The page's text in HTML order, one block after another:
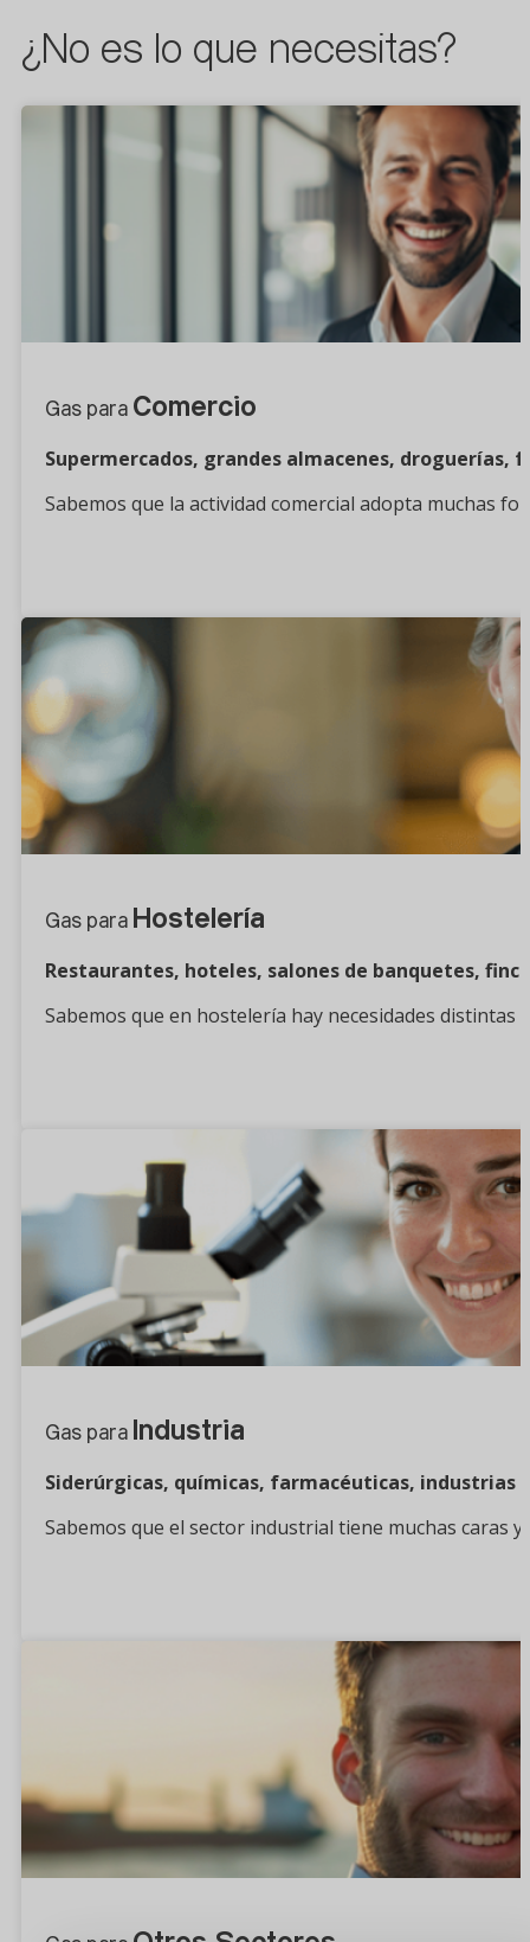
¿No es lo que necesitas?
Gas para Comercio
Supermercados, grandes almacenes,
Sabemos que la actividad comercial adopta muchas
Gas para Hostelería
Restaurantes, hoteles, salones de banquetes,
Sabemos que en hostelería hay necesidades
Gas para Industria
Siderúrgicas, químicas, farmacéuticas,
Sabemos que el sector industrial tiene muchas caras